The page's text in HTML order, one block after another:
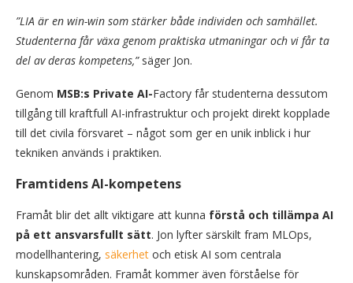
”LIA är en win-win som stärker både individen och samhället.
Studenterna får växa genom praktiska utmaningar och vi får ta
del av deras kompetens,” säger Jon.
Genom MSB:s Private AI-Factory får studenterna dessutom
tillgång till kraftfull AI-infrastruktur och projekt direkt kopplade
till det civila försvaret – något som ger en unik inblick i hur
tekniken används i praktiken.
Framtidens AI-kompetens
Framåt blir det allt viktigare att kunna förstå och tillämpa AI
på ett ansvarsfullt sätt. Jon lyfter särskilt fram MLOps,
modellhantering, säkerhet och etisk AI som centrala
kunskapsområden. Framåt kommer även förståelse för